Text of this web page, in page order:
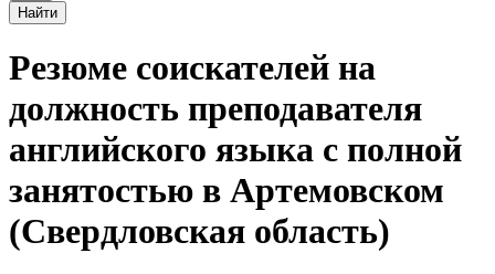
Найти
Резюме соискателей на
должность преподавателя
английского языка с полной
занятостью в Артемовском
(Свердловская область)